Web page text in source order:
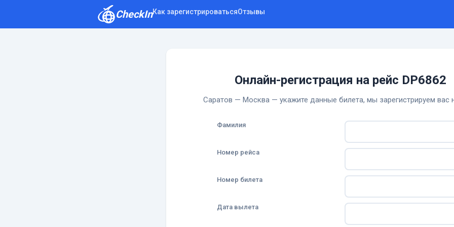
CheckInКак зарегистрироватьсяОтзывы
Онлайн-регистрация на рейс DP6862
Саратов — Москва — укажите данные билета, мы зарегистрируем вас
Фамилия
Номер рейса
Номер билета
Дата вылета